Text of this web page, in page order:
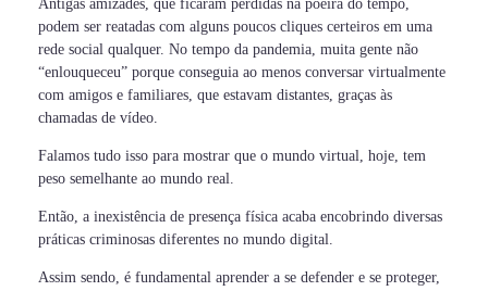
Antigas amizades, que ficaram perdidas na poeira do tempo,
podem ser reatadas com alguns poucos cliques certeiros em uma
rede social qualquer. No tempo da pandemia, muita gente não
“enlouqueceu” porque conseguia ao menos conversar virtualmente
com amigos e familiares, que estavam distantes, graças às
chamadas de vídeo.
Falamos tudo isso para mostrar que o mundo virtual, hoje, tem
peso semelhante ao mundo real.
Então, a inexistência de presença física acaba encobrindo diversas
práticas criminosas diferentes no mundo digital.
Assim sendo, é fundamental aprender a se defender e se proteger,